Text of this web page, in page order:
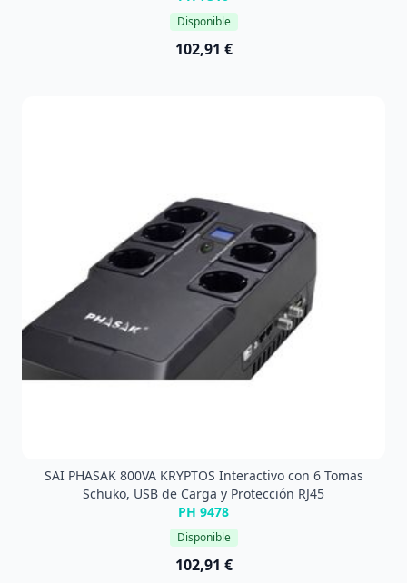
Disponible
102,91 €
SAI PHASAK 800VA KRYPTOS Interactivo con 6 Tomas
Schuko, USB de Carga y Protección RJ45
PH 9478
Disponible
102,91 €